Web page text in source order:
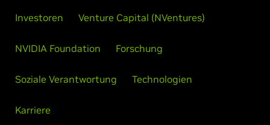
Investoren Venture Capital (NVentures)
NVIDIA Foundation Forschung
Soziale Verantwortung Technologien
Karriere